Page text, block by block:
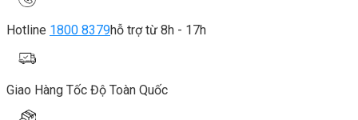
Hotline 1800 8379hỗ trợ từ 8h - 17h
Giao Hàng Tốc Độ Toàn Quốc